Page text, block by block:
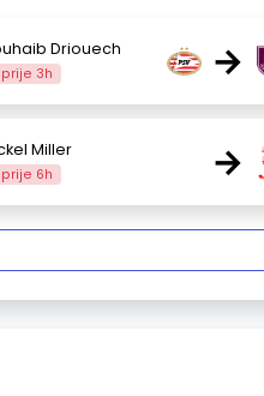
Driouech
prije 3h →
Miller
prije 6h →